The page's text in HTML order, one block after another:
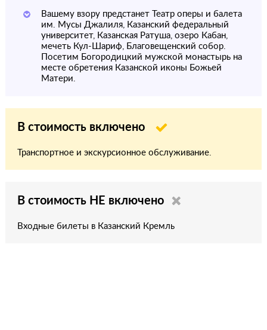
Вашему взору предстанет Театр оперы и балета
им. Мусы Джалиля, Казанский федеральный
университет, Казанская Ратуша, озеро Кабан,
мечеть Кул-Шариф, Благовещенский собор.
Посетим Богородицкий мужской монастырь на
месте обретения Казанской иконы Божьей
Матери.
В стоимость включено
Транспортное и экскурсионное обслуживание.
В стоимость НЕ включено
Входные билеты в Казанский Кремль